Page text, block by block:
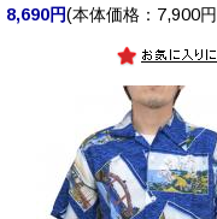
8,690円(本体価格：7,900